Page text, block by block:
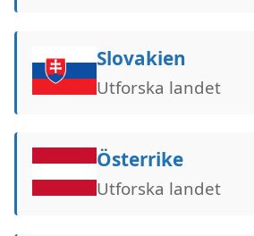
Slovakien
Utforska landet
Österrike
Utforska landet